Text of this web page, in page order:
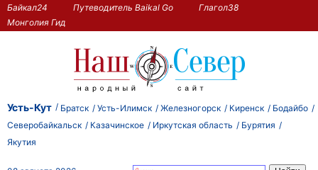
Байкал24 Путеводитель Baikal Go
Глагол38
Монголия Гид
Усть-Кут Братск Усть-Илимск Железногорск Киренск
Бодайбо
Северобайкальск
Казачинское Иркутская область
Бурятия
Якутия